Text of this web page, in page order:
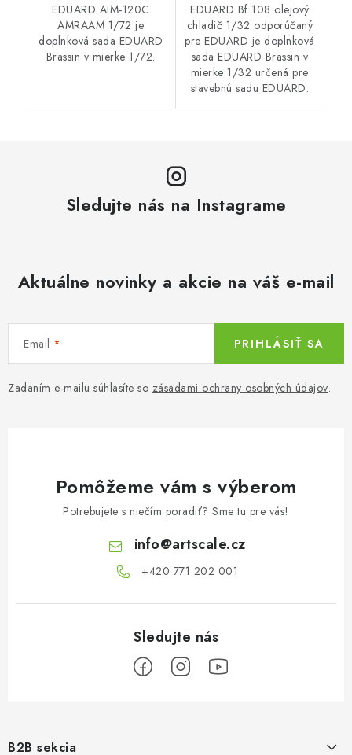
EDUARD AIM-120C
AMRAAM 1/72 je
doplnková sada EDUARD
Brassin v mierke 1/72.
EDUARD Bf 108 olejový
chladič 1/32 odporúčaný
pre EDUARD je doplnková
sada EDUARD Brassin v
mierke 1/32 určená pre
stavebnú sadu EDUARD.
Sledujte nás na Instagrame
Aktuálne novinky a akcie na váš e-mail
Email
Zadaním e-mailu súhlasíte so zásadami ochrany osobných údajov.
PRIHLÁSIŤ SA
Pomôžeme vám s výberom
Potrebujete s niečím poradiť? Sme tu pre vás!
info@artscale.cz
+420 771 202 001​
B2B sekcia